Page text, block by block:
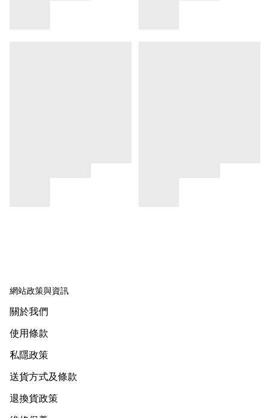
網站政策與資訊
關於我們
使用條款
私隱政策
送貨方式及條款
退換貨政策